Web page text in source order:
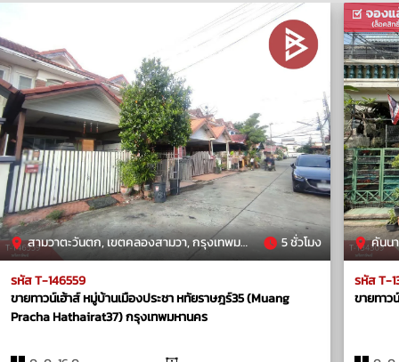
สามวาตะวันตก, เขตคลองสามวา, กรุงเทพมหานคร 5 ชั่วโมง
รหัส T-146559
ขายทาวน์เฮ้าส์ หมู่บ้านเมืองประชา หทัยราษฎร์35 (Muang
Pracha Hathairat37) กรุงเทพมหานคร
คันนา
รหัส T-
ขายทาว